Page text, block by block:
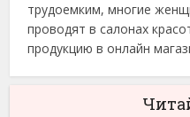
трудоемким, многие
проводят в салонах
продукцию в онлайн